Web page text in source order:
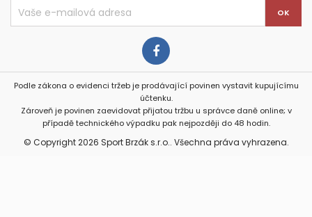
Podle zákona o evidenci tržeb je prodávající povinen vystavit kupujícímu
účtenku.
Zároveň je povinen zaevidovat přijatou tržbu u správce daně online; v
případě technického výpadku pak nejpozději do 48 hodin.
© Copyright 2026 Sport Brzák s.r.o.. Všechna práva vyhrazena.